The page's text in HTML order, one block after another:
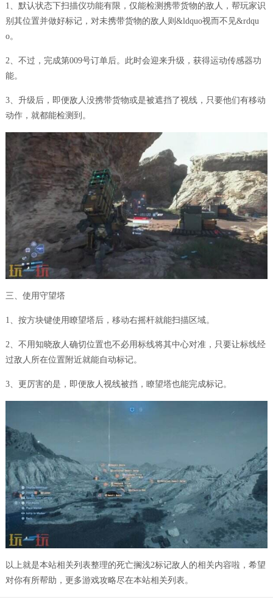
1、默认状态下扫描仪功能有限，仅能检测携带货物的敌人，帮玩家识
别其位置并做好标记，对未携带货物的敌人则&ldquo视而不见&rdqu
o。
2、不过，完成第009号订单后。此时会迎来升级，获得运动传感器功
能。
3、升级后，即便敌人没携带货物或是被遮挡了视线，只要他们有移动
动作，就都能检测到。
三、使用守望塔
1、按方块键使用瞭望塔后，移动右摇杆就能扫描区域。
2、不用知晓敌人确切位置也不必用标线将其中心对准，只要让标线经
过敌人所在位置附近就能自动标记。
3、更厉害的是，即便敌人视线被挡，瞭望塔也能完成标记。
​​​​​​​​​​​​​​​​​​​​​​​​​​​以上就是本站相关列表整理的死亡搁浅2标记敌人的相关内容啦，希望
对你有所帮助，更多游戏攻略尽在本站相关列表。